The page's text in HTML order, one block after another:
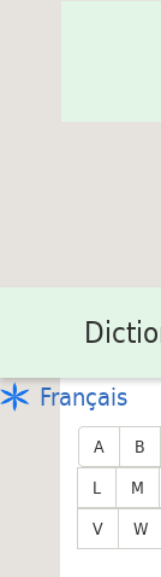
Français
A B
L
M
V
W